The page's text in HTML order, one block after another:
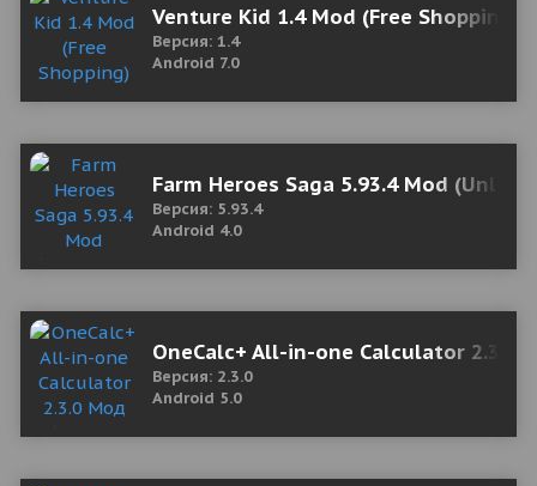
Venture Kid 1.4 Mod (Free Shopping)
Версия: 1.4
Android 7.0
Farm Heroes Saga 5.93.4 Mod
Версия: 5.93.4
Android 4.0
OneCalc+ All-in-one Calculator 2.3.0
Версия: 2.3.0
Android 5.0